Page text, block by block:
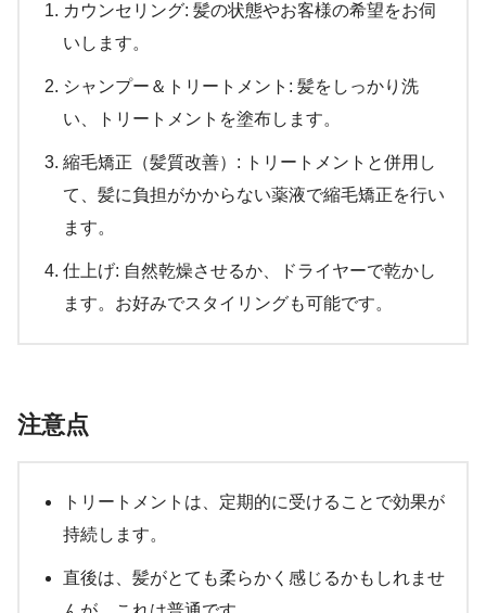
カウンセリング: 髪の状態やお客様の希望をお伺
いします。
シャンプー＆トリートメント: 髪をしっかり洗
い、トリートメントを塗布します。
縮毛矯正（髪質改善）: トリートメントと併用し
て、髪に負担がかからない薬液で縮毛矯正を行い
ます。
仕上げ: 自然乾燥させるか、ドライヤーで乾かし
ます。お好みでスタイリングも可能です。
注意点
トリートメントは、定期的に受けることで効果が
持続します。
直後は、髪がとても柔らかく感じるかもしれませ